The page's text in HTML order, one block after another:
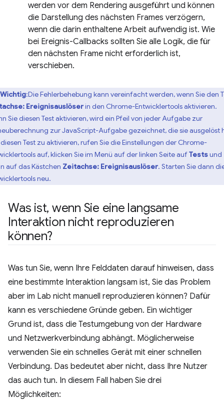
werden vor dem Rendering ausgeführt und können
die Darstellung des nächsten Frames verzögern,
wenn die darin enthaltene Arbeit aufwendig ist. Wie
bei Ereignis-Callbacks sollten Sie alle Logik, die für
den nächsten Frame nicht erforderlich ist,
verschieben.
Wichtig:Die Fehlerbehebung kann vereinfacht werden, wenn Sie den
Ereignisauslöserin den Chrome-Entwicklertools aktivieren.
Sie diesen Test aktivieren, wird ein Pfeil von jeder Aufgabe zur
zur JavaScript-Aufgabe gezeichnet, die sie ausgelöst
Test zu aktivieren, rufen Sie die Einstellungen der Chrome-
auf, klicken Sie im Menü auf der linken Seite aufTestsund
auf das Kästchen Zeitachse: Ereignisauslöser. Starten Sie dann
neu.
Was ist, wenn Sie eine langsame
Interaktion nicht reproduzieren
können?
Was tun Sie, wenn Ihre Felddaten darauf hinweisen, dass
eine bestimmte Interaktion langsam ist, Sie das Problem
aber im Lab nicht manuell reproduzieren können? Dafür
kann es verschiedene Gründe geben. Ein wichtiger
Grund ist, dass die Testumgebung von der Hardware
und Netzwerkverbindung abhängt. Möglicherweise
verwenden Sie ein schnelles Gerät mit einer schnellen
Verbindung. Das bedeutet aber nicht, dass Ihre Nutzer
das auch tun. In diesem Fall haben Sie drei
Möglichkeiten: